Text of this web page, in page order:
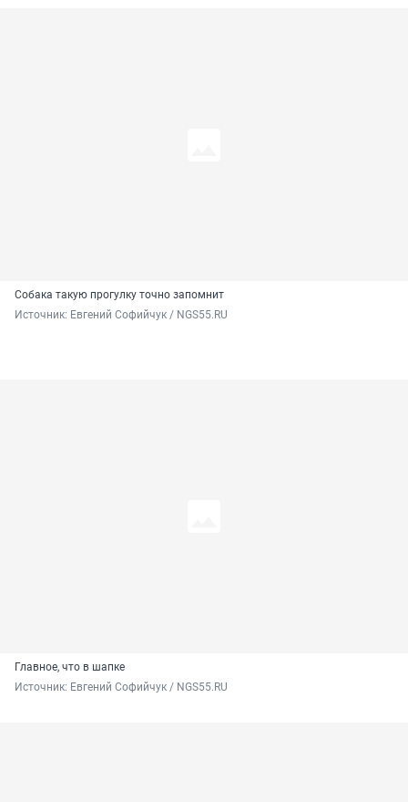
Собака такую прогулку точно запомнит
Источник: Евгений Софийчук / NGS55.RU
Главное, что в шапке
Источник: Евгений Софийчук / NGS55.RU